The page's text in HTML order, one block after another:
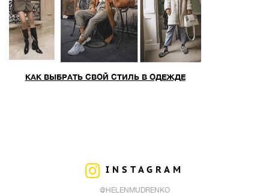
КАК ВЫБРАТЬ СВОЙ СТИЛЬ В ОДЕЖДЕ
INSTAGRAM
@HELENMUDRENKO